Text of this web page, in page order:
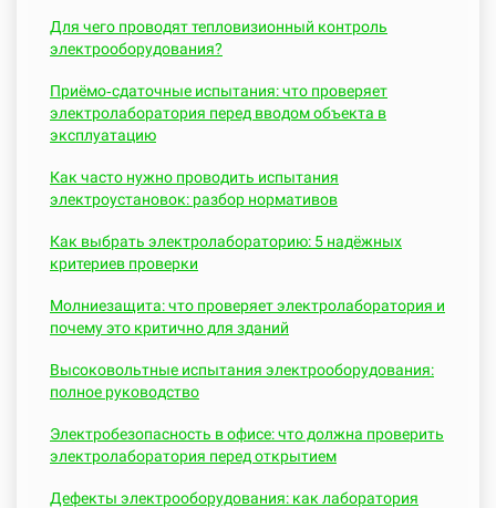
Для чего проводят тепловизионный контроль
электрооборудования?
Приёмо‑сдаточные испытания: что проверяет
электролаборатория перед вводом объекта в
эксплуатацию
Как часто нужно проводить испытания
электроустановок: разбор нормативов
Как выбрать электролабораторию: 5 надёжных
критериев проверки
Молниезащита: что проверяет электролаборатория и
почему это критично для зданий
Высоковольтные испытания электрооборудования:
полное руководство
Электробезопасность в офисе: что должна проверить
электролаборатория перед открытием
Дефекты электрооборудования: как лаборатория